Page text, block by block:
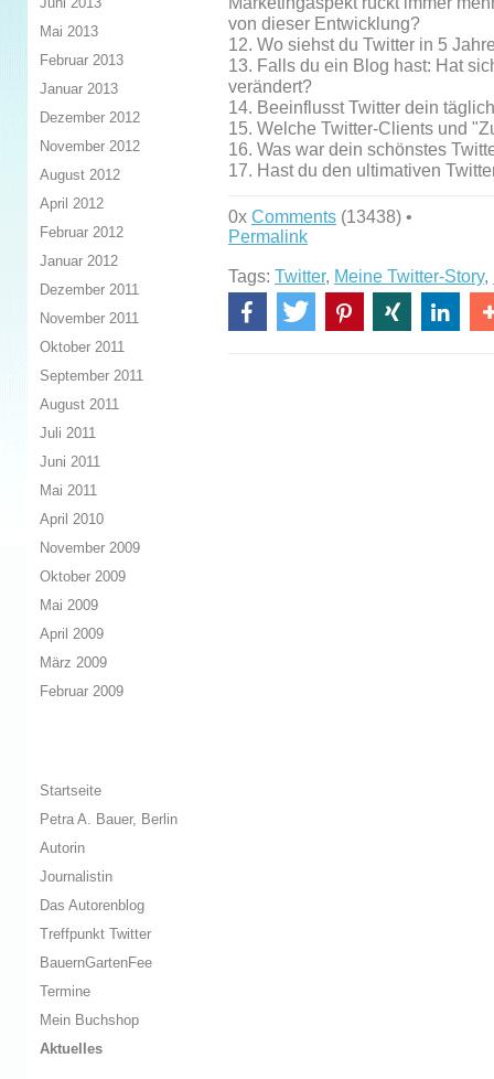
von dieser Entwicklung?
12. Wo siehst du Twitter in 5
13. Falls du ein Blog hast: Hat
verändert?
14. Beeinflusst Twitter dein
15. Welche Twitter-Clients und
16. Was war dein schönstes
17. Hast du den ultimativen
0x Comments (13438) •
Permalink
Tags: Twitter, Meine Twitter-Story,
Mai 2013
Februar 2013
Januar 2013
Dezember 2012
November 2012
August 2012
April 2012
Februar 2012
Januar 2012
Dezember 2011
November 2011
Oktober 2011
September 2011
August 2011
Juli 2011
Juni 2011
Mai 2011
April 2010
November 2009
Oktober 2009
Mai 2009
April 2009
März 2009
Februar 2009
Startseite
Petra A. Bauer, Berlin
Autorin
Journalistin
Das Autorenblog
Treffpunkt Twitter
BauernGartenFee
Termine
Mein Buchshop
Aktuelles